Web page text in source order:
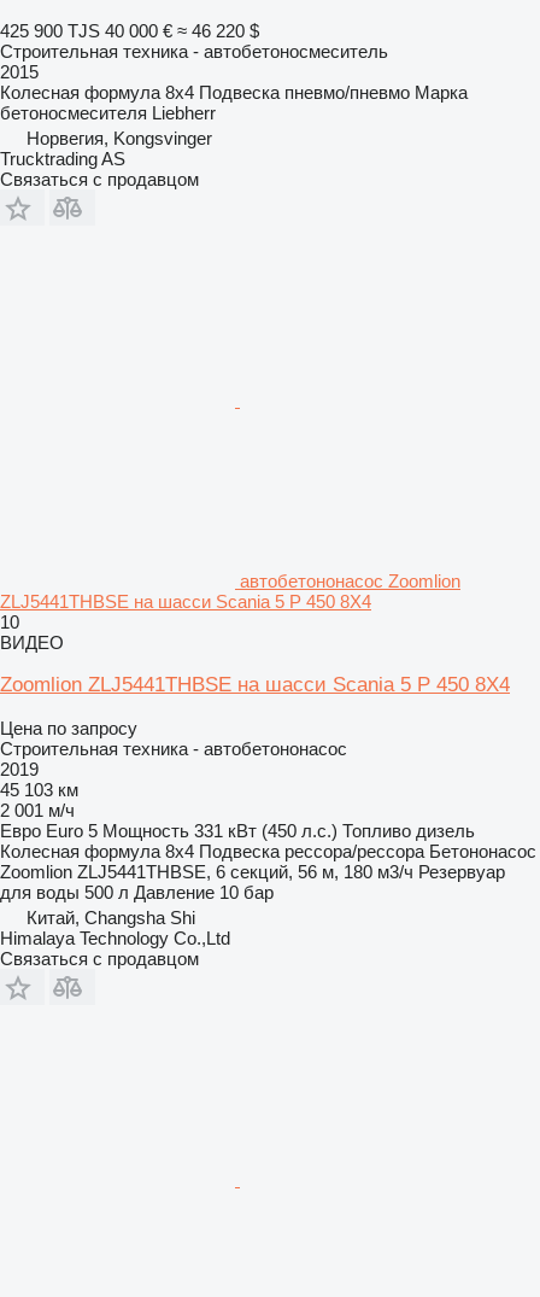
425 900 TJS 40 000 € ≈ 46 220 $
Строительная техника - автобетоносмеситель
2015
Колесная формула 8x4 Подвеска пневмо/пневмо Марка
бетоносмесителя Liebherr
Норвегия, Kongsvinger
Trucktrading AS
Связаться с продавцом
автобетононасос Zoomlion
ZLJ5441THBSE на шасси Scania 5 P 450 8X4
10
ВИДЕО
Zoomlion ZLJ5441THBSE на шасси Scania 5 P 450 8X4
Цена по запросу
Строительная техника - автобетононасос
2019
45 103 км
2 001 м/ч
Евро Euro 5 Мощность 331 кВт (450 л.с.) Топливо дизель
Колесная формула 8x4 Подвеска рессора/рессора Бетононасос
Zoomlion ZLJ5441THBSE, 6 секций, 56 м, 180 м3/ч Резервуар
для воды 500 л Давление 10 бар
Китай, Changsha Shi
Himalaya Technology Co.,Ltd
Связаться с продавцом